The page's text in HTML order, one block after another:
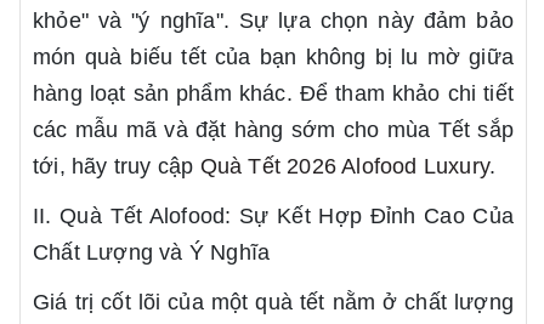
khỏe" và "ý nghĩa". Sự lựa chọn này đảm bảo
món quà biếu tết của bạn không bị lu mờ giữa
hàng loạt sản phẩm khác. Để tham khảo chi tiết
các mẫu mã và đặt hàng sớm cho mùa Tết sắp
tới, hãy truy cập Quà Tết 2026 Alofood Luxury.
II. Quà Tết Alofood: Sự Kết Hợp Đỉnh Cao Của
Chất Lượng và Ý Nghĩa
Giá trị cốt lõi của một quà tết nằm ở chất lượng